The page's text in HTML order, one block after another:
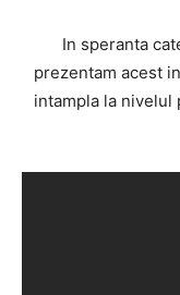
In speranta
prezentam acest
intampla la